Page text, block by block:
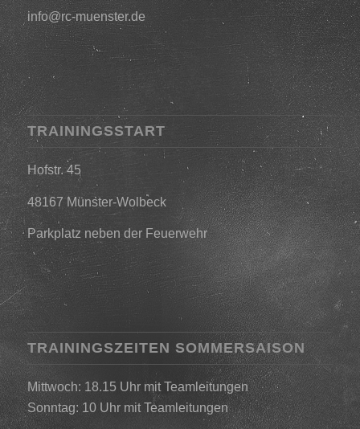
info@rc-muenster.de
TRAININGSSTART
Hofstr. 45
48167 Münster-Wolbeck
Parkplatz neben der Feuerwehr
TRAININGSZEITEN SOMMERSAISON
Mittwoch: 18.15 Uhr mit Teamleitungen
Sonntag: 10 Uhr mit Teamleitungen